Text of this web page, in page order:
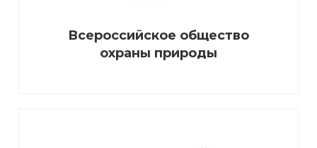
Всероссийское общество
охраны природы